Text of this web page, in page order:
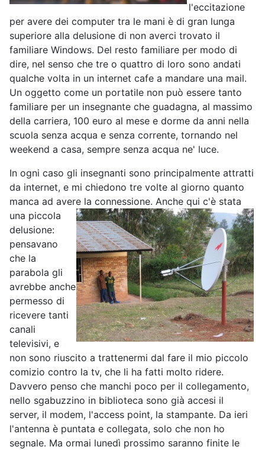
l'eccitazione
per avere dei computer tra le mani è di gran lunga
superiore alla delusione di non averci trovato il
familiare Windows. Del resto familiare per modo di
dire, nel senso che tre o quattro di loro sono andati
qualche volta in un internet cafe a mandare una mail.
Un oggetto come un portatile non può essere tanto
familiare per un insegnante che guadagna, al massimo
della carriera, 100 euro al mese e dorme da anni nella
scuola senza acqua e senza corrente, tornando nel
weekend a casa, sempre senza acqua ne' luce.
In ogni caso gli insegnanti sono principalmente attratti
da internet, e mi chiedono tre volte al giorno quanto
manca ad avere la connessione. Anche qui c'è stata
una piccola
delusione:
pensavano
che la
parabola gli
avrebbe anche
permesso di
ricevere tanti
canali
televisivi, e
non sono riuscito a trattenermi dal fare il mio piccolo
comizio contro la tv, che li ha fatti molto ridere.
Davvero penso che manchi poco per il collegamento,
nello sgabuzzino in biblioteca sono già accesi il
server, il modem, l'access point, la stampante. Da ieri
l'antenna è puntata e collegata, solo che non ho
segnale. Ma ormai lunedì prossimo saranno finite le